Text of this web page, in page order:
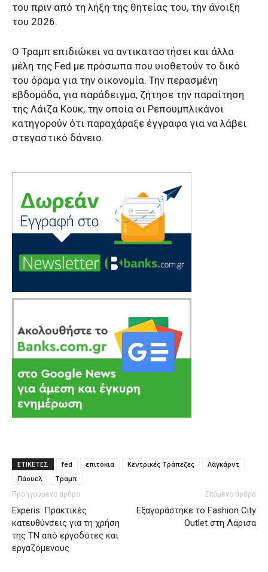
του πριν από τη λήξη της θητείας του, την άνοιξη
του 2026.
Ο Τραμπ επιδιώκει να αντικαταστήσει και άλλα
μέλη της Fed με πρόσωπα που υιοθετούν το δικό
του όραμα για την οικονομία. Την περασμένη
εβδομάδα, για παράδειγμα, ζήτησε την παραίτηση
της Λάιζα Κουκ, την οποία οι Ρεπουμπλικάνοι
κατηγορούν ότι παραχάραξε έγγραφα για να λάβει
στεγαστικό δάνειο.
ΕΤΙΚΕΤΕΣ fed επιτόκια Κεντρικές Τράπεζες
Λαγκάρντ
Πάουελ
Τραμπ
Προηγούμενο άρθρο
Experis: Πρακτικές
κατευθύνσεις για τη χρήση
της ΤΝ από εργοδότες και
εργαζόμενους
Επόμενο άρθρο
Εξαγοράστηκε το Fashion City
Outlet στη Λάρισα